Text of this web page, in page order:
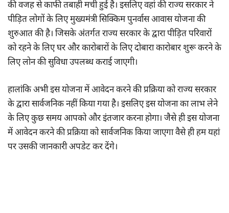
की वजह से काफी तबाही मची हुई है। इसलिए वहां की राज्य सरकार ने
पीड़ित लोगों के लिए मुख्यमंत्री सिक्किम पुनर्वास आवास योजना की
शुरुआत की है। जिसके अंतर्गत राज्य सरकार के द्वारा पीड़ित परिवारों
को रहने के लिए घर और कारोबारों के लिए दोबारा कारोबार शुरू करने के
लिए लोन की सुविधा उपलब्ध कराई जाएगी।
हालांकि अभी इस योजना में आवेदन करने की प्रक्रिया को राज्य सरकार
के द्वारा सार्वजनिक नहीं किया गया है। इसलिए इस योजना का लाभ लेने
के लिए कुछ समय आपको और इंतजार करना होगा। जैसे ही इस योजना
में आवेदन करने की प्रक्रिया को सार्वजनिक किया जाएगा वैसे ही हम यहां
पर उसकी जानकारी अपडेट कर देंगे।